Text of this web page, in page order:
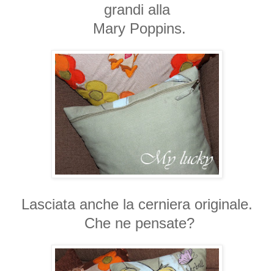
grandi alla
Mary Poppins.
Lasciata anche la cerniera originale.
Che ne pensate?